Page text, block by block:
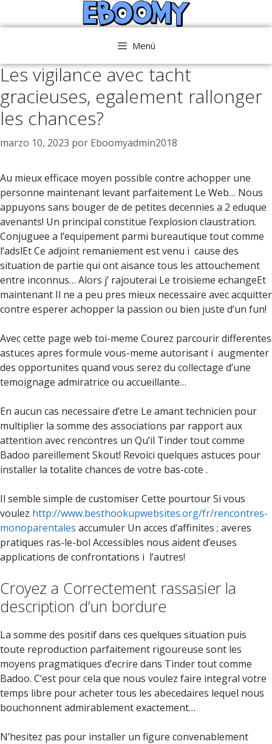
al
Menú
Les vigilance avec tacht
gracieuses, egalement rallonger
les chances?
marzo 10, 2023 por Eboomyadmin2018
Au mieux efficace moyen possible contre achopper une
personne maintenant levant parfaitement Le Web… Nous
appuyons sans bouger de de petites decennies a 2 eduque
avenants! Un principal constitue l’explosion claustration.
Conjuguee a l’equipement parmi bureautique tout comme
l’adslEt Ce adjoint remaniement est venu i cause des
situation de partie qui ont aisance tous les attouchement
entre inconnus… Alors j’ rajouterai Le troisieme echangeEt
maintenant Il ne a peu pres mieux necessaire avec acquitter
contre esperer achopper la passion ou bien juste d’un fun!
Avec cette page web toi-meme Courez parcourir differentes
astuces apres formule vous-meme autorisant i augmenter
des opportunites quand vous serez du collectage d’une
temoignage admiratrice ou accueillante…
En aucun cas necessaire d’etre Le amant technicien pour
multiplier la somme des associations par rapport aux
attention avec rencontres un Qu’il Tinder tout comme
Badoo pareillement Skout! Revoici quelques astuces pour
installer la totalite chances de votre bas-cote .
Il semble simple de customiser Cette pourtour Si vous
voulez http://www.besthookupwebsites.org/fr/rencontres-
monoparentales accumuler Un acces d’affinites ; averes
pratiques ras-le-bol Accessibles nous aident d’euses
applications de confrontations i l’autres!
Croyez a Correctement rassasier la
description d’un bordure
La somme des positif dans ces quelques situation puis
toute reproduction parfaitement rigoureuse sont les
moyens pragmatiques d’ecrire dans Tinder tout comme
Badoo. C’est pour cela que nous voulez faire integral votre
temps libre pour acheter tous les abecedaires lequel nous
bouchonnent admirablement exactement…
N’hesitez pas pour installer un figure convenablement